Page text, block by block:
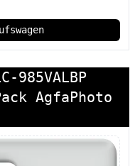
985VALBP
AgfaPhoto